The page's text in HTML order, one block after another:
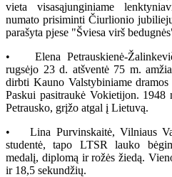
vieta visasąjunginiame
numato prisiminti Čiurlionio
parašyta pjese "Šviesa virš
• Elena Petrauskienė-
rugsėjo 23 d. atšventė 75 m.
dirbti Kauno Valstybiniame
Paskui pasitraukė Vokietijon.
Petrausko, grįžo atgal į Lietuvą.
• Lina Purvinskaitė, Vilniaus
studentė, tapo LTSR lauko
medalį, diplomą ir rožės žiedą.
ir 18,5 sekundžių.